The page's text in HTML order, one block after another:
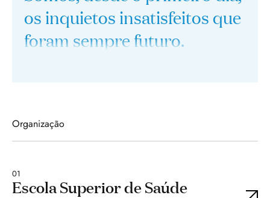
os inquietos insatisfeitos que
foram sempre futuro.
Pessoas para quem isto é
excelência profissional.
Organização
01
Escola Superior de Saúde